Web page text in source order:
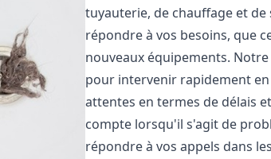
tuyauterie, de chauffage et
répondre à vos besoins, que
nouveaux équipements.
pour intervenir rapidement
attentes en termes de délais
compte lorsqu'il s'agit de
répondre à vos appels dans